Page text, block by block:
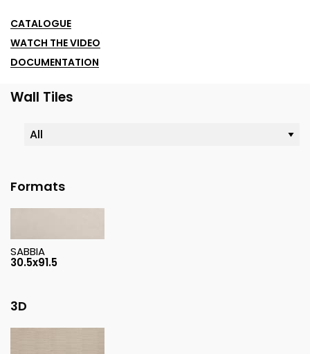
CATALOGUE
WATCH THE VIDEO
DOCUMENTATION
Wall Tiles
Formats
SABBIA
30.5x91.5
3D